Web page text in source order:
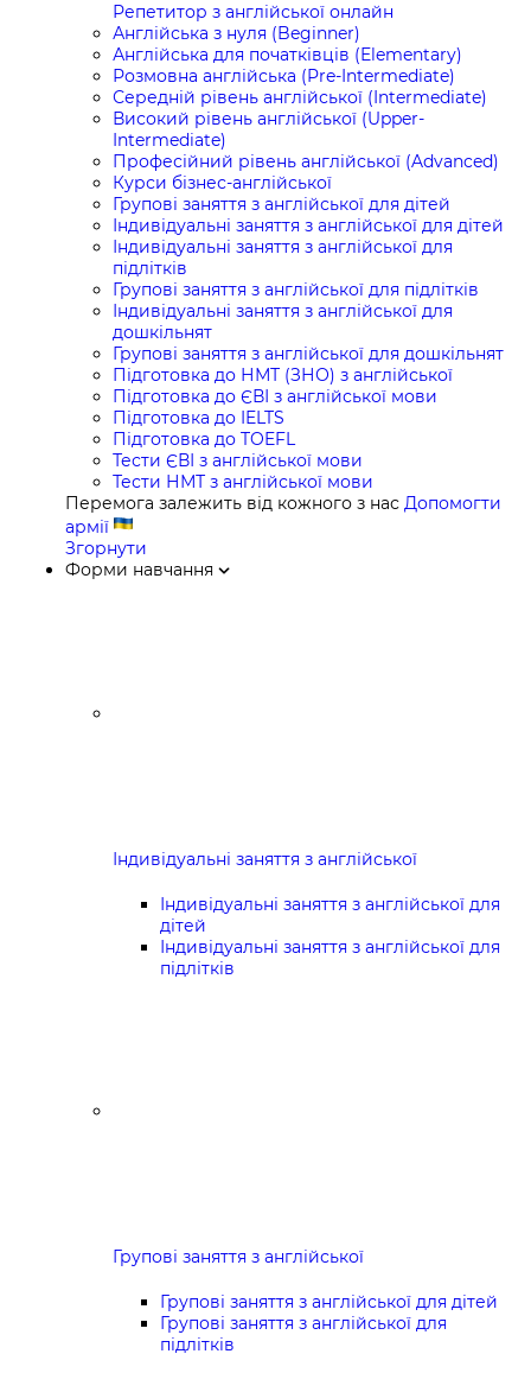
Репетитор з англійської онлайн
Англійська з нуля (Beginner)
Англійська для початківців (Elementary)
Розмовна англійська (Pre-Intermediate)
Середній рівень англійської (Intermediate)
Високий рівень англійської (Upper-
Intermediate)
Професійний рівень англійської (Advanced)
Курси бізнес-англійської
Групові заняття з англійської для дітей
Індивідуальні заняття з англійської для дітей
Індивідуальні заняття з англійської для
підлітків
Групові заняття з англійської для підлітків
Індивідуальні заняття з англійської для
дошкільнят
Групові заняття з англійської для дошкільнят
Підготовка до НМТ (ЗНО) з англійської
Підготовка до ЄВІ з англійської мови
Підготовка до IELTS
Підготовка до TOEFL
Тести ЄВІ з англійської мови
Тести НМТ з англійської мови
Перемога залежить від кожного з нас Допомогти
армії
Згорнути
Форми навчання
Індивідуальні заняття з англійської
Індивідуальні заняття з англійської для
дітей
Індивідуальні заняття з англійської для
підлітків
Групові заняття з англійської
Групові заняття з англійської для дітей
Групові заняття з англійської для
підлітків